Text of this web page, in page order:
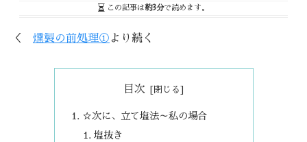
この記事は約3分で読めます。
＜ 燻製の前処理① より続く
目次
☆次に、立て塩法～私の場合
塩抜き